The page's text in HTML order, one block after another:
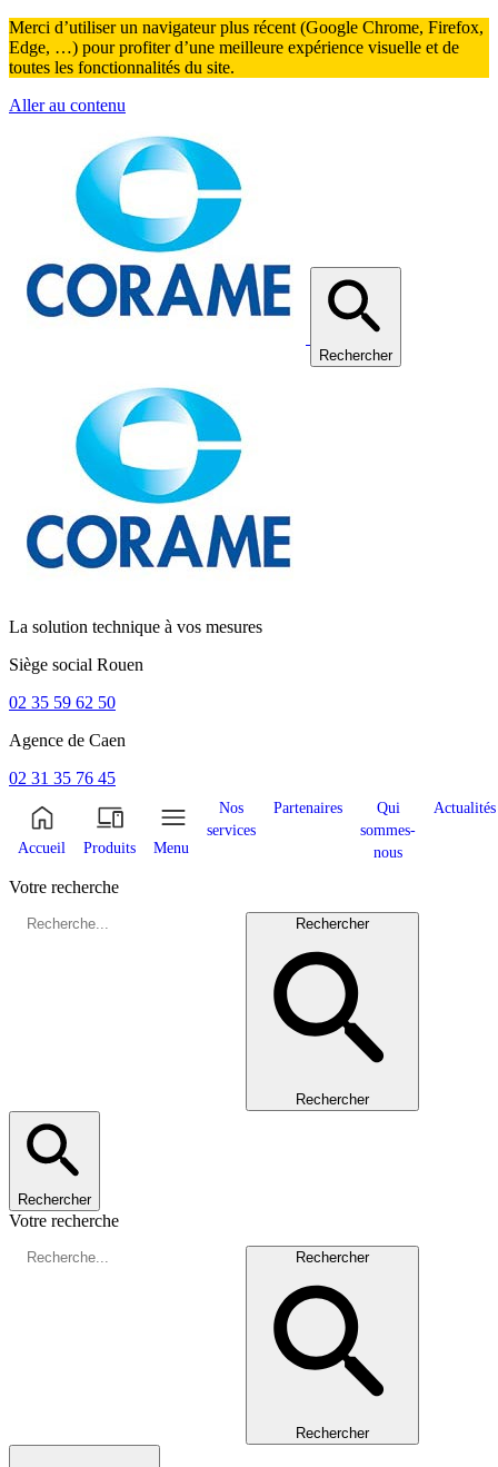
Merci d’utiliser un navigateur plus récent (Google Chrome, Firefox,
Edge, …) pour profiter d’une meilleure expérience visuelle et de
toutes les fonctionnalités du site.
Aller au contenu
Rechercher
La solution technique à vos mesures
Siège social Rouen
02 35 59 62 50
Agence de Caen
02 31 35 76 45
Accueil Produits Menu
Nos
services
Partenaires
Qui
sommes-
nous
Actualités
Votre recherche
Rechercher
Rechercher
Rechercher
Votre recherche
Rechercher
Rechercher